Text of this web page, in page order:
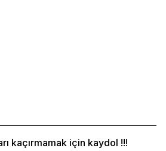
kaçırmamak için kaydol !!!